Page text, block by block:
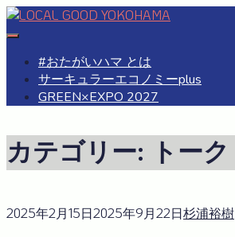
Skip
to
#おたがいハマ とは
サーキュラーエコノミーplus
GREEN×EXPO 2027
カテゴリー: トーク
2025年2月15日2025年9月22日杉浦裕樹